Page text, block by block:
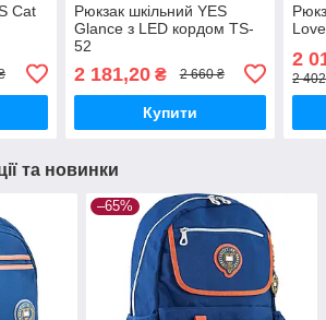
Cat
Рюкзак шкільний YES
Glance з LED кордом TS-
52
2 181,20₴ 2 660 ₴
Купити
2
2
та новинки
–65%